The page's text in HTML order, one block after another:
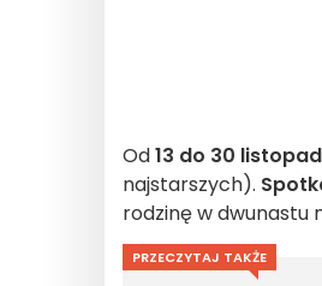
Od13 do 30
najstarszych).
rodzinę w
PRZECZYTAJ TAKŻE